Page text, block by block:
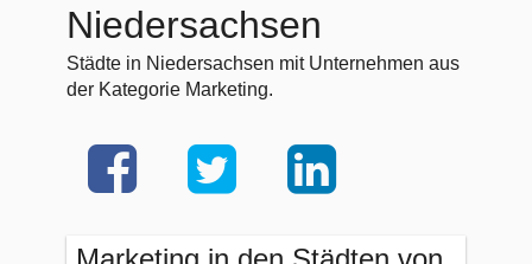
Niedersachsen
Städte in Niedersachsen mit Unternehmen aus
der Kategorie Marketing.